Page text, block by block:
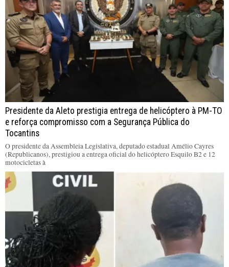
Presidente da Aleto prestigia entrega de helicóptero à PM-TO
e reforça compromisso com a Segurança Pública do
Tocantins
O presidente da Assembleia Legislativa, deputado estadual Amélio Cayres
(Republicanos), prestigiou a entrega oficial do helicóptero Esquilo B2 e 12
motocicletas à